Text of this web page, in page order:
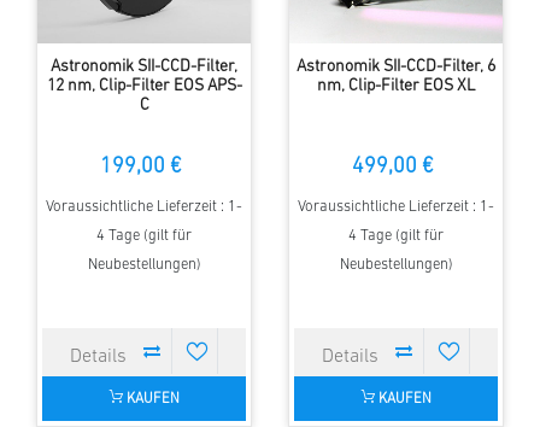
Astronomik SII-CCD-Filter,
12 nm, Clip-Filter EOS APS-
C
199,00 €
Voraussichtliche Lieferzeit : 1-
4 Tage (gilt für
Neubestellungen)
KAUFEN
Astronomik SII-CCD-Filter, 6
nm, Clip-Filter EOS XL
499,00 €
Voraussichtliche Lieferzeit : 1-
4 Tage (gilt für
Neubestellungen)
KAUFEN